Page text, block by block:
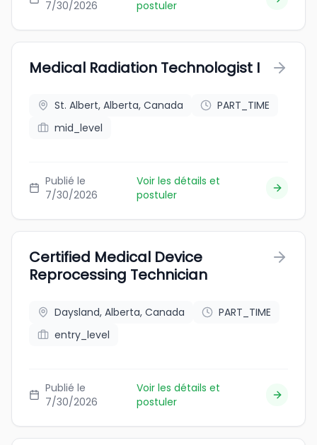
7/30/2026 postuler
Medical Radiation Technologist I
St. Albert, Alberta, Canada
PART_TIME
mid_level
Publié le
7/30/2026
Voir les détails et
postuler
Certified Medical Device
Reprocessing Technician
Daysland, Alberta, Canada
PART_TIME
entry_level
Publié le
7/30/2026
Voir les détails et
postuler